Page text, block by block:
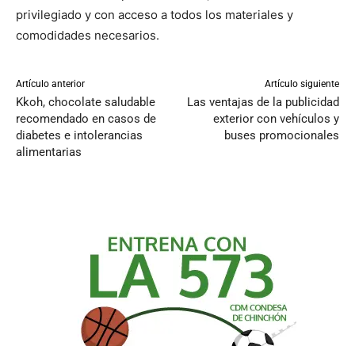
privilegiado y con acceso a todos los materiales y
comodidades necesarios.
Artículo anterior
Kkoh, chocolate saludable
recomendado en casos de
diabetes e intolerancias
alimentarias
Artículo siguiente
Las ventajas de la publicidad
exterior con vehículos y
buses promocionales